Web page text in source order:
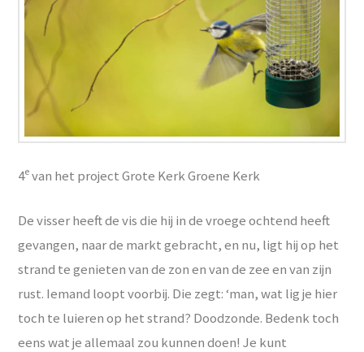
4evan het project Grote Kerk Groene Kerk
De visser heeft de vis die hij in de vroege ochtend heeft
gevangen, naar de markt gebracht, en nu, ligt hij op het
strand te genieten van de zon en van de zee en van zijn
rust. Iemand loopt voorbij. Die zegt: ‘man, wat lig je hier
toch te luieren op het strand? Doodzonde. Bedenk toch
eens wat je allemaal zou kunnen doen! Je kunt